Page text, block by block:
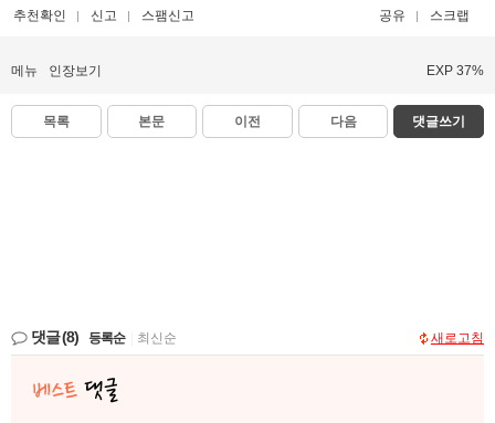
추천확인 신고 스팸신고 공유 스크랩
메뉴 인장보기 EXP 37%
목록 본문 이전 다음 댓글쓰기
댓글(8) 등록순 최신순 새로고침